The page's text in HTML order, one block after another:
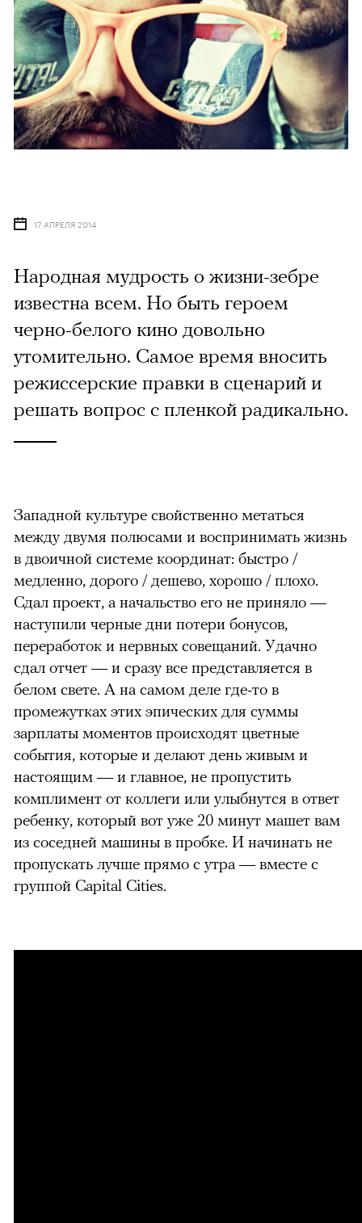
17 АПРЕЛЯ 2014
Народная мудрость о жизни-зебре
известна всем. Но быть героем
черно-белого кино довольно
утомительно. Самое время вносить
режиссерские правки в сценарий и
решать вопрос с пленкой радикально.
Западной культуре свойственно метаться
между двумя полюсами и воспринимать жизнь
в двоичной системе координат: быстро /
медленно, дорого / дешево, хорошо / плохо.
Сдал проект, а начальство его не приняло —
наступили черные дни потери бонусов,
переработок и нервных совещаний. Удачно
сдал отчет — и сразу все представляется в
белом свете. А на самом деле где-то в
промежутках этих эпических для суммы
зарплаты моментов происходят цветные
события, которые и делают день живым и
настоящим — и главное, не пропустить
комплимент от коллеги или улыбнутся в ответ
ребенку, который вот уже 20 минут машет вам
из соседней машины в пробке. И начинать не
пропускать лучше прямо с утра — вместе с
группой Capital Cities.